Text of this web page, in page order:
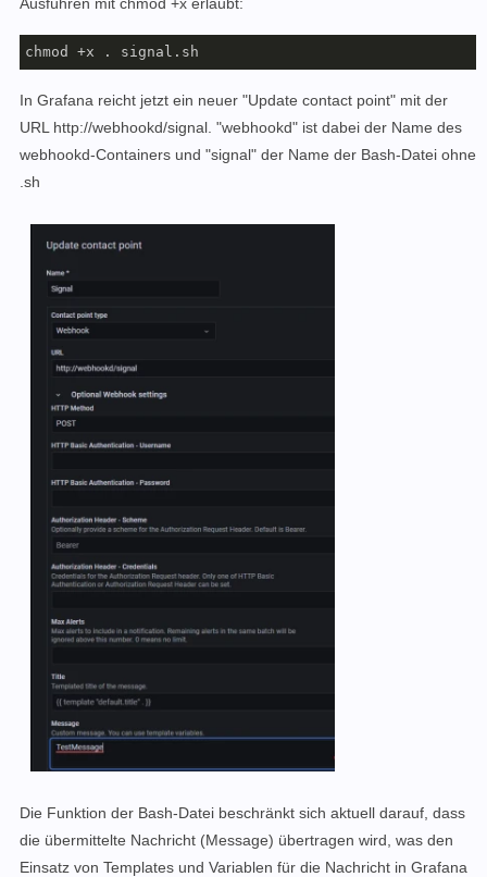
chmod +x . signal.sh
In Grafana reicht jetzt ein neuer "Update contact point" mit der
URL http://webhookd/signal. "webhookd" ist dabei der Name des
webhookd-Containers und "signal" der Name der Bash-Datei ohne
.sh
Die Funktion der Bash-Datei beschränkt sich aktuell darauf, dass
die übermittelte Nachricht (Message) übertragen wird, was den
Einsatz von Templates und Variablen für die Nachricht in Grafana